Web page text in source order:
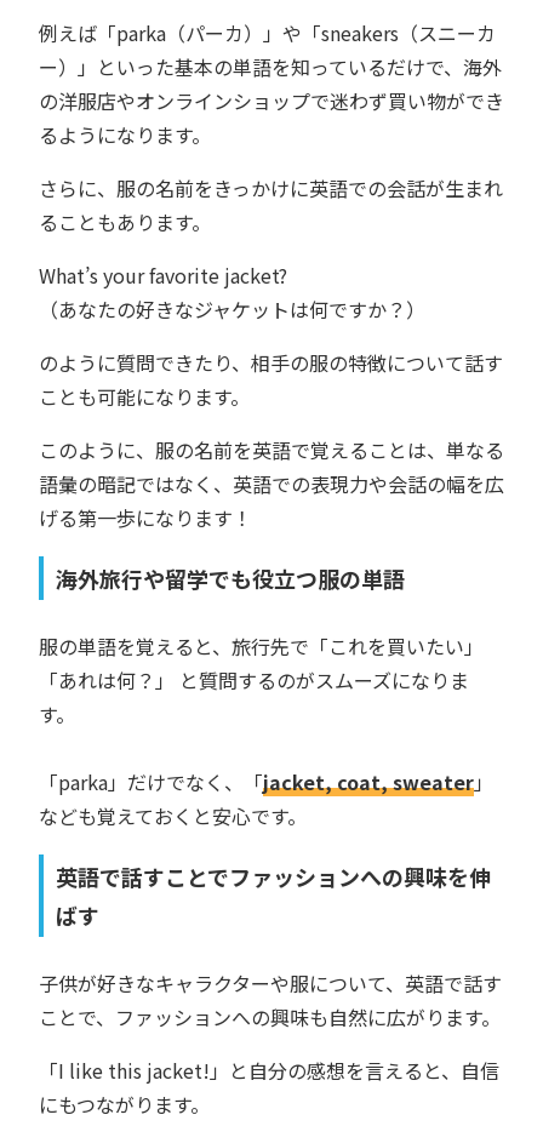
例えば「parka（パーカ）」や「sneakers（スニーカ
ー）」といった基本の単語を知っているだけで、海外
の洋服店やオンラインショップで迷わず買い物ができ
るようになります。
さらに、服の名前をきっかけに英語での会話が生まれ
ることもあります。
What’s your favorite jacket?
（あなたの好きなジャケットは何ですか？）
のように質問できたり、相手の服の特徴について話す
ことも可能になります。
このように、服の名前を英語で覚えることは、単なる
語彙の暗記ではなく、英語での表現力や会話の幅を広
げる第一歩になります！
海外旅行や留学でも役立つ服の単語
服の単語を覚えると、旅行先で「これを買いたい」
「あれは何？」 と質問するのがスムーズになりま
す。
「parka」だけでなく、「jacket, coat, sweater」
なども覚えておくと安心です。
英語で話すことでファッションへの興味を伸
ばす
子供が好きなキャラクターや服について、英語で話す
ことで、ファッションへの興味も自然に広がります。
「I like this jacket!」と自分の感想を言えると、自信
にもつながります。